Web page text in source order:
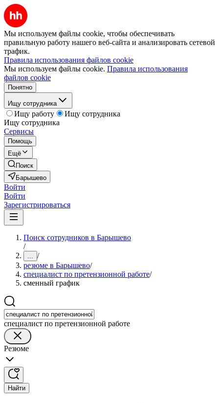
Мы используем файлы cookie, чтобы обеспечивать
правильную работу нашего веб-сайта и анализировать сетевой
трафик.
Правила использования файлов cookie
Мы используем файлы cookie. Правила использования
файлов cookie
Понятно
Ищу сотрудника
Ищу работу
Ищу сотрудника
Ищу сотрудника
Сервисы
Помощь
Ещё
Поиск
Барышево
Войти
Войти
Зарегистрироваться
Поиск сотрудников в Барышево
/
... /
резюме в Барышево/
специалист по претензионной работе/
сменный график
специалист по претензионной работе
Резюме
Найти